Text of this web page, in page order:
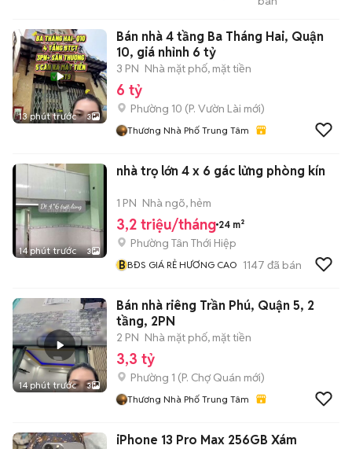
13 phút trước 3
Bán nhà 4 tầng Ba Tháng Hai, Quận
10, giá nhỉnh 6 tỷ
3 PN Nhà mặt phố, mặt tiền
6 tỷ
Phường 10 (P. Vườn Lài mới)
Thương Nhà Phố Trung Tâm
14 phút trước 3
nhà trọ lớn 4 x 6 gác lửng phòng kín
1 PN Nhà ngõ, hẻm
3,2 triệu/tháng 24 m²
Phường Tân Thới Hiệp
BBĐS GIÁ RẺ HƯƠNG CAO 1147 đã bán
14 phút trước 3
Bán nhà riêng Trần Phú, Quận 5, 2
tầng, 2PN
2 PN Nhà mặt phố, mặt tiền
3,3 tỷ
Phường 1 (P. Chợ Quán mới)
Thương Nhà Phố Trung Tâm
iPhone 13 Pro Max 256GB Xám